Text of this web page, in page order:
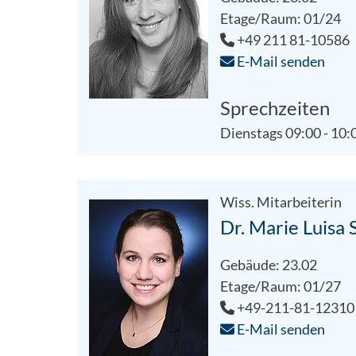
Etage/Raum: 01/24
+49 211 81-10586
E-Mail senden
Sprechzeiten
Dienstags 09:00 -
Wiss. Mitarbeiterin
Dr. Marie Luisa
Gebäude: 23.02
Etage/Raum: 01/27
+49-211-81-12310
E-Mail senden